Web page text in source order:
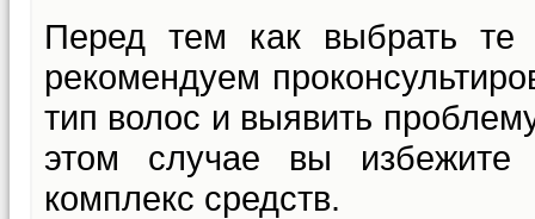
Перед тем как выбрать
рекомендуем
тип волос и выявить
этом случае вы избежите
комплекс средств.